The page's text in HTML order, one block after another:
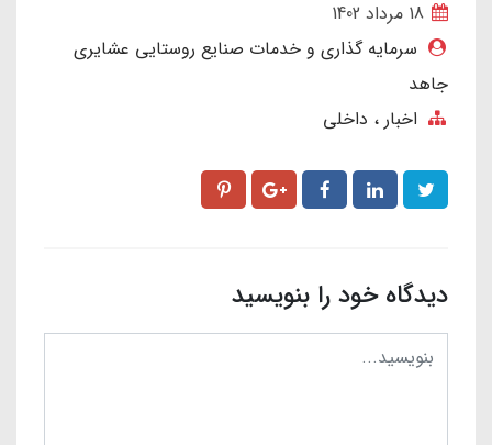
سرمایه گذاری و خدمات صنایع روستایی عشایری
جاهد
اخبار
داخلی
دیدگاه خود را بنویسید